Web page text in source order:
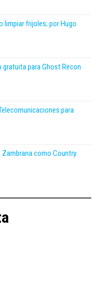
limpiar frijoles; por Hugo
para Ghost Recon
para
Zambrana como Country